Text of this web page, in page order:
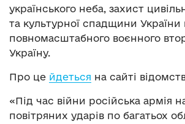
українського неба, захист
та культурної спадщини України
повномасштабного воєнного
Україну.
Про це йдеться на сайті
«Під час війни російська армія
повітряних ударів по багатьох